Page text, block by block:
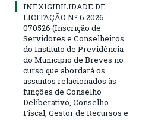
INEXIGIBILIDADE DE
LICITAÇÃO Nº 6.2026-
070526 (Inscrição de
Servidores e Conselheiros
do Instituto de Previdência
do Município de Breves no
curso que abordará os
assuntos relacionados às
funções de Conselho
Deliberativo, Conselho
Fiscal, Gestor de Recursos e